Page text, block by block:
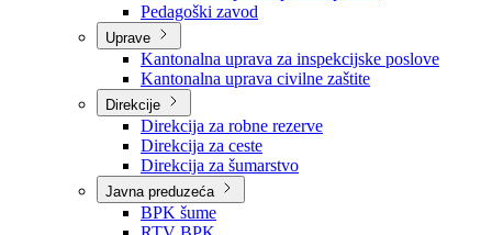
Zavod zdravstvenog osiguranja
Zavod za javno zdravstvo
Zavod za besplatnu pravnu pomoć
Pedagoški zavod
Uprave
Kantonalna uprava za inspekcijske poslove
Kantonalna uprava civilne zaštite
Direkcije
Direkcija za robne rezerve
Direkcija za ceste
Direkcija za šumarstvo